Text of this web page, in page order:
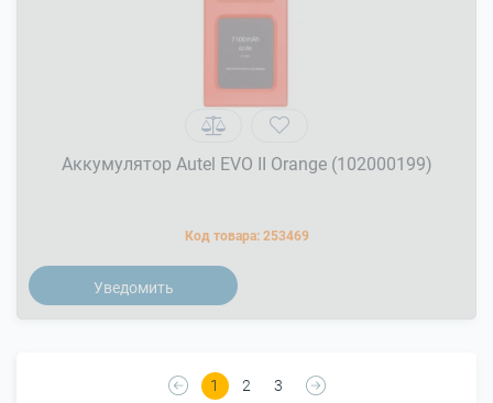
Аккумулятор Autel EVO II Orange (102000199)
Код товара: 253469
Уведомить
1 2 3